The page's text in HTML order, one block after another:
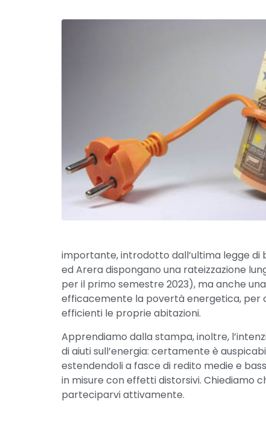
importante, introdotto dall’ultima legge di
ed Arera dispongano una rateizzazione
per il primo semestre 2023), ma anche
efficacemente la povertà energetica, per
efficienti le proprie abitazioni.
Apprendiamo dalla stampa, inoltre,
di aiuti sull’energia: certamente è
estendendoli a fasce di redito medie e
in misure con effetti distorsivi. Chiediamo
parteciparvi attivamente.